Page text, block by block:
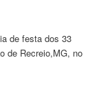
de festa dos 33
de Recreio,MG, no